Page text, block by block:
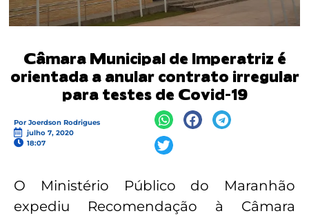
Câmara Municipal de Imperatriz é
orientada a anular contrato irregular
para testes de Covid-19
Por Joerdson Rodrigues
julho 7, 2020
18:07
O Ministério Público do Maranhão
expediu Recomendação à Câmara